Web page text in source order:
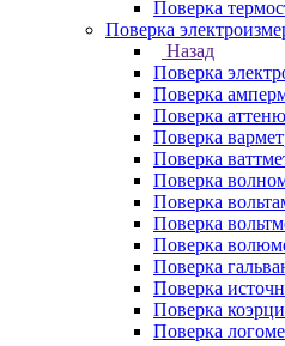
Поверка
Поверка
Назад
Поверка
Поверка
Поверка
Поверка
Поверка
Поверка
Поверка
Поверка
Поверка
Поверка
Поверка
Поверка
Поверка